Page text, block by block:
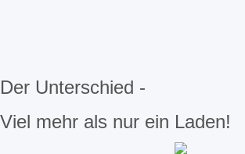
Der Unterschied -
Viel mehr als nur ein Laden!